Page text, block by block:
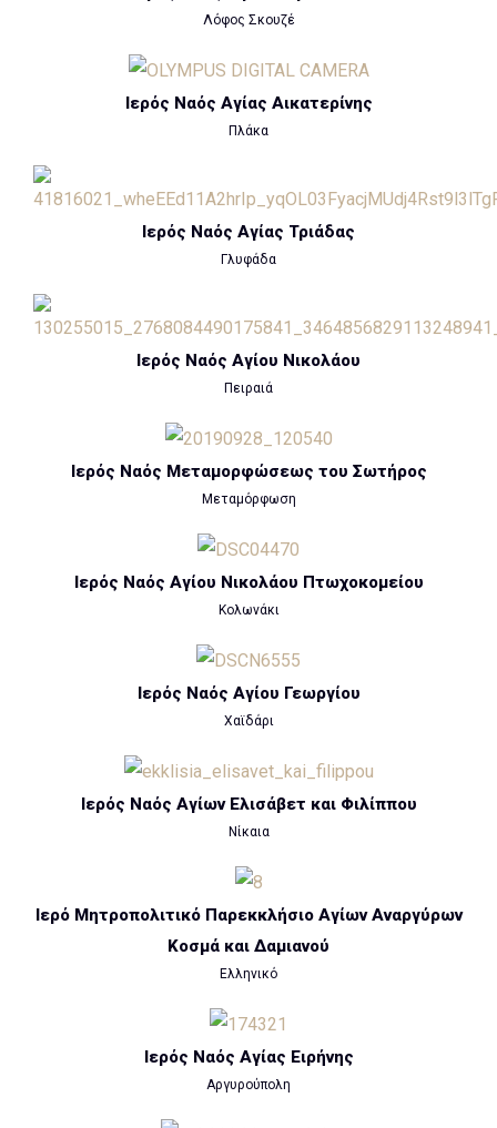
Λόφος Σκουζέ
Ιερός Ναός Αγίας Αικατερίνης
Πλάκα
Ιερός Ναός Αγίας Τριάδας
Γλυφάδα
Ιερός Ναός Αγίου Νικολάου
Πειραιά
Ιερός Ναός Μεταμορφώσεως του Σωτήρος
Μεταμόρφωση
Ιερός Ναός Αγίου Νικολάου Πτωχοκομείου
Κολωνάκι
Ιερός Ναός Αγίου Γεωργίου
Χαϊδάρι
Ιερός Ναός Αγίων Ελισάβετ και Φιλίππου
Νίκαια
Ιερό Μητροπολιτικό Παρεκκλήσιο Αγίων Αναργύρων
Κοσμά και Δαμιανού
Ελληνικό
Ιερός Ναός Αγίας Ειρήνης
Αργυρούπολη